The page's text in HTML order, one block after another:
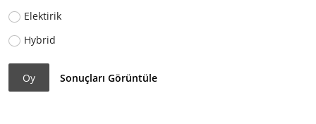
Elektirik
Hybrid
Oy Sonuçları Görüntüle